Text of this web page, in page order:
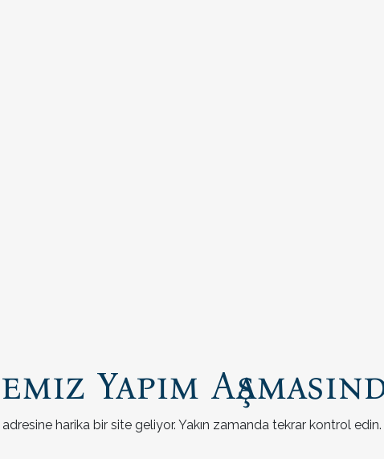
Yapım
harika bir site geliyor. Yakın zamanda tekrar kontrol edin.